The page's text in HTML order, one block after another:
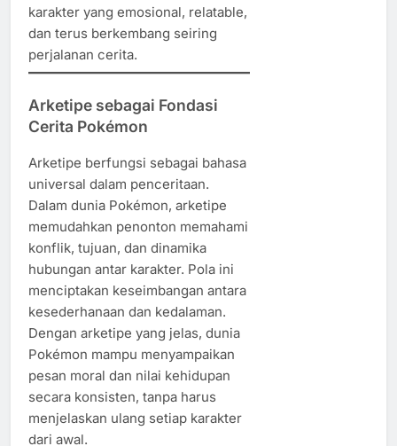
karakter yang emosional, relatable,
dan terus berkembang seiring
perjalanan cerita.
Arketipe sebagai Fondasi
Cerita Pokémon
Arketipe berfungsi sebagai bahasa
universal dalam penceritaan.
Dalam dunia Pokémon, arketipe
memudahkan penonton memahami
konflik, tujuan, dan dinamika
hubungan antar karakter. Pola ini
menciptakan keseimbangan antara
kesederhanaan dan kedalaman.
Dengan arketipe yang jelas, dunia
Pokémon mampu menyampaikan
pesan moral dan nilai kehidupan
secara konsisten, tanpa harus
menjelaskan ulang setiap karakter
dari awal.